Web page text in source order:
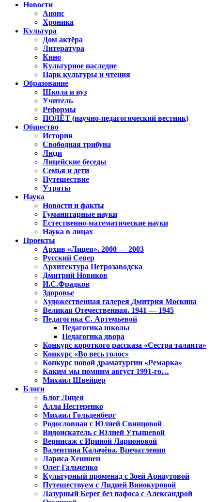
Новости
Анонс
Хроника
Культура
Дом актёра
Литература
Кино
Культурное наследие
Парк культуры и чтения
Образование
Школа и вуз
Учитель
Реформы
ПОЛЁТ (научно-педагогический вестник)
Общество
История
Свободная трибуна
Люди
Лицейские беседы
Семья и дети
Путешествие
Утраты
Наука
Новости и факты
Гуманитарные науки
Естественно-математические науки
Наука в лицах
Проекты
Архив «Лицея». 2000 — 2003
Русский Север
Архитектура Петрозаводска
Дмитрий Новиков
И.С.Фрадков
Здоровье
Художественная галерея Дмитрия Москина
Великая Отечественная. 1941 — 1945
Педагогика С. Артемьевой
Педагогика школы
Педагогика двора
Конкурс короткого рассказа «Сестра таланта»
Конкурс «Во весь голос»
Конкурс новой драматургии «Ремарка»
Каким мы помним август 1991-го…
Михаил Швейцер
Блоги
Блог Лицея
Алла Нестеренко
Михаил Гольденберг
Родословная с Юлией Свинцовой
Видоискатель с Юлией Утышевой
Вернисаж с Ириной Ларионовой
Валентина Калачёва. Впечатления
Лариса Хенинен
Олег Гальченко
Культурный променад с Зоей Арнаутовой
Путешествуем с Лидией Винокуровой
Лазурный Берег без пафоса с Александрой